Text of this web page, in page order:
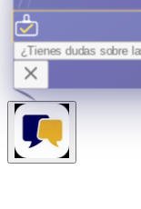
¿Tienes dudas sobre